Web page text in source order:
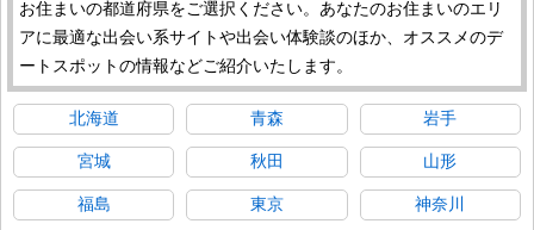
お住まいの都道府県をご選択ください。あなたのお住まいのエリ
アに最適な出会い系サイトや出会い体験談のほか、オススメのデ
ートスポットの情報などご紹介いたします。
北海道 青森 岩手
宮城 秋田 山形
福島 東京 神奈川